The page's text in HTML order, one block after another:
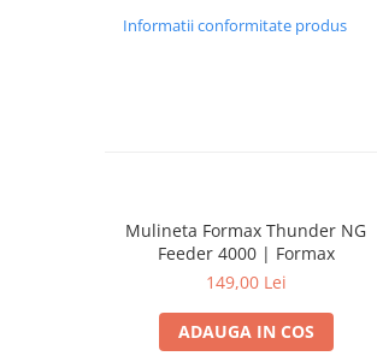
Informatii conformitate produs
Mulineta Formax Thunder NG
Feeder 4000 | Formax
149,00 Lei
ADAUGA IN COS